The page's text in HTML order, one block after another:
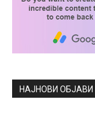
НАЈНОВИ ОБЈАВИ